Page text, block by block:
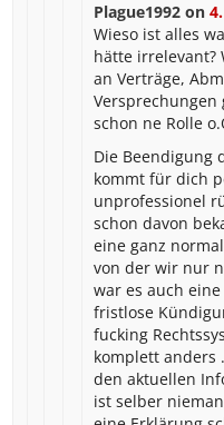
Plague1992 on
Wieso ist alles
hätte irrelevant?
an Verträge,
schon ne Rolle
Die Beendigung
kommt für dich
unprofessionel
schon davon
eine ganz
von der wir nur
war es auch
fristlose
fucking
komplett anders
den aktuellen
ist selber